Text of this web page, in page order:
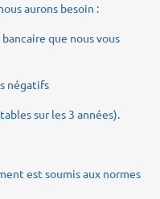
aurons besoin :
que nous vous
négatifs
sur les 3 années).
est soumis aux normes